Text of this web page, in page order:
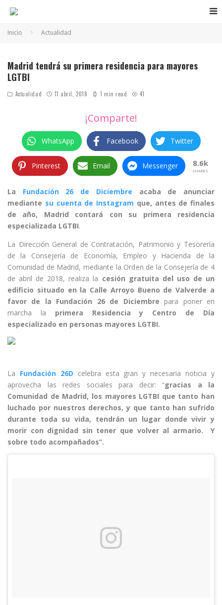
Inicio Actualidad
Madrid tendrá su primera residencia para mayores
LGTBI
Actualidad 11 abril, 2018 1 min read 41
¡Comparte!
WhatsApp Facebook Twitter
Pinterest Email Messenger 8.6k
SHARES
La Fundación 26 de Diciembre acaba de anunciar
mediante su cuenta de Instagram que, antes de finales
de año, Madrid contará con su primera residencia
especializada LGTBI.
La Dirección General de Contratación, Patrimonio y Tesorería
de la Consejería de Economía, Empleo y Hacienda de la
Comunidad de Madrid, mediante la Orden de la Consejería de 4
de abril de 2018, realiza la cesión gratuita del uso de un
edificio situado en la Calle Arroyo Bueno de Valverde a
favor de la Fundación 26 de Diciembre para poner en
marcha la primera Residencia y Centro de Día
especializado en personas mayores LGTBI.
La Fundación 26D celebra esta gran y necesaria noticia y
aprovecha las redes sociales para decir: “gracias a la
Comunidad de Madrid, los mayores LGTBI que tanto han
luchado por nuestros derechos, y que tanto han sufrido
durante toda su vida, tendrán un lugar donde vivir y
morir con dignidad sin tener que volver al armario. Y
sobre todo acompañados”.